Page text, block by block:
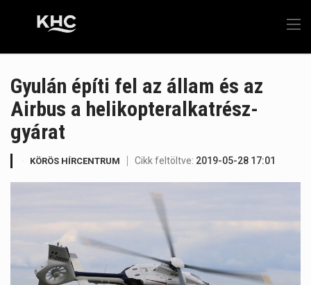
Gyulán építi fel az állam és az
Airbus a helikopteralkatrész-
gyárat
KÖRÖS HÍRCENTRUM Cikk feltöltve: 2019-05-28 17:01